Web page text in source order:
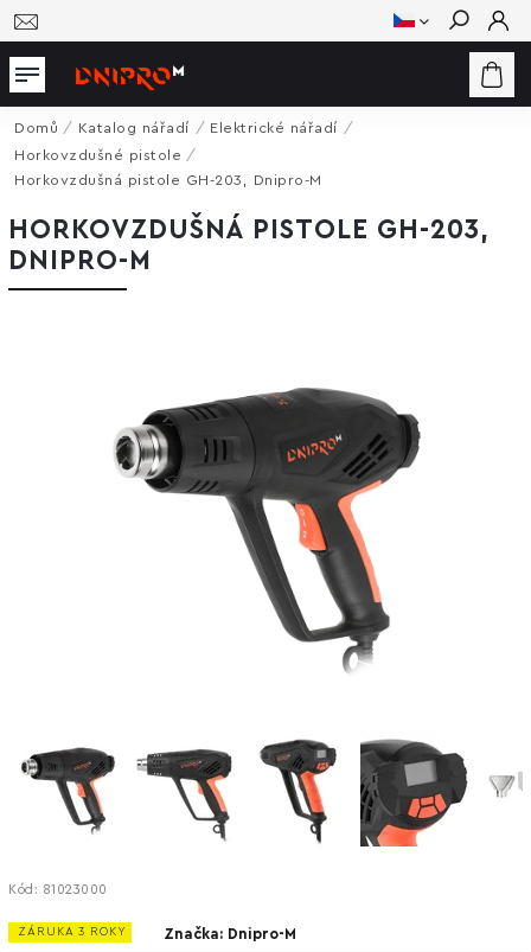
Hledat
Domů / Katalog nářadí / Elektrické nářadí /
Horkovzdušné pistole /
Horkovzdušná pistole GH-203, Dnipro-M
HORKOVZDUŠNÁ PISTOLE GH-203,
DNIPRO-M
Kód: 81023000
ZÁRUKA 3 ROKY Značka: Dnipro-M